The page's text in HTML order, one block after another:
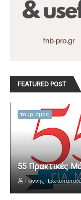
FEATURED POST
τουρισμός
55 Πρακτικές
Γιάννης